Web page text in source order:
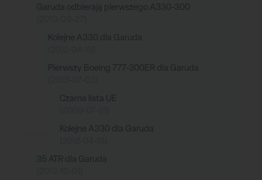
Garuda odbierają pierwszego A330-300
Kolejne A330 dla Garuda
Pierwszy Boeing 777-300ER dla Garuda
Czarna lista UE
Kolejne A330 dla Garuda
35 ATR dla Garuda